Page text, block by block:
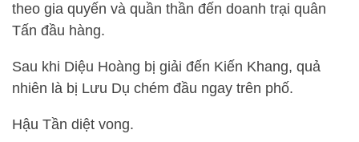
theo gia quyến và quần thần đến doanh trại quân
Tấn đầu hàng.
Sau khi Diệu Hoàng bị giải đến Kiến Khang, quả
nhiên là bị Lưu Dụ chém đầu ngay trên phố.
Hậu Tần diệt vong.